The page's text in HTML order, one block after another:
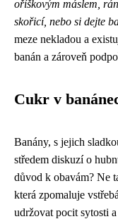
oříškovým máslem,
skořicí, nebo si dejte
meze nekladou a
banán a zároveň
Cukr v
Banány, s jejich
středem diskuzí o
důvod k obavám? Ne
která zpomaluje
udržovat pocit sytosti